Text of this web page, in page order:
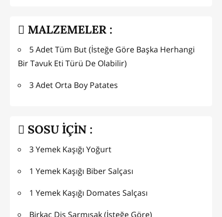
MALZEMELER :
5 Adet Tüm But (İsteğe Göre Başka Herhangi
Bir Tavuk Eti Türü De Olabilir)
3 Adet Orta Boy Patates
SOSU İÇİN :
3 Yemek Kaşığı Yoğurt
1 Yemek Kaşığı Biber Salçası
1 Yemek Kaşığı Domates Salçası
Birkaç Diş Sarmısak (İsteğe Göre)